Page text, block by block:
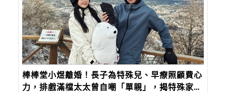
棒棒堂小煜離婚！長子為特殊兒、早療照顧費心
力，排戲滿檔太太曾自嘲「單親」，揭特殊家庭